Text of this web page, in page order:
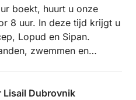
boekt, huurt u onze
8 uur. In deze tijd krijgt u
Lopud en Sipan.
zwemmen en
en zeilen van eiland
in het restaurant op het
Lisail Dubrovnik